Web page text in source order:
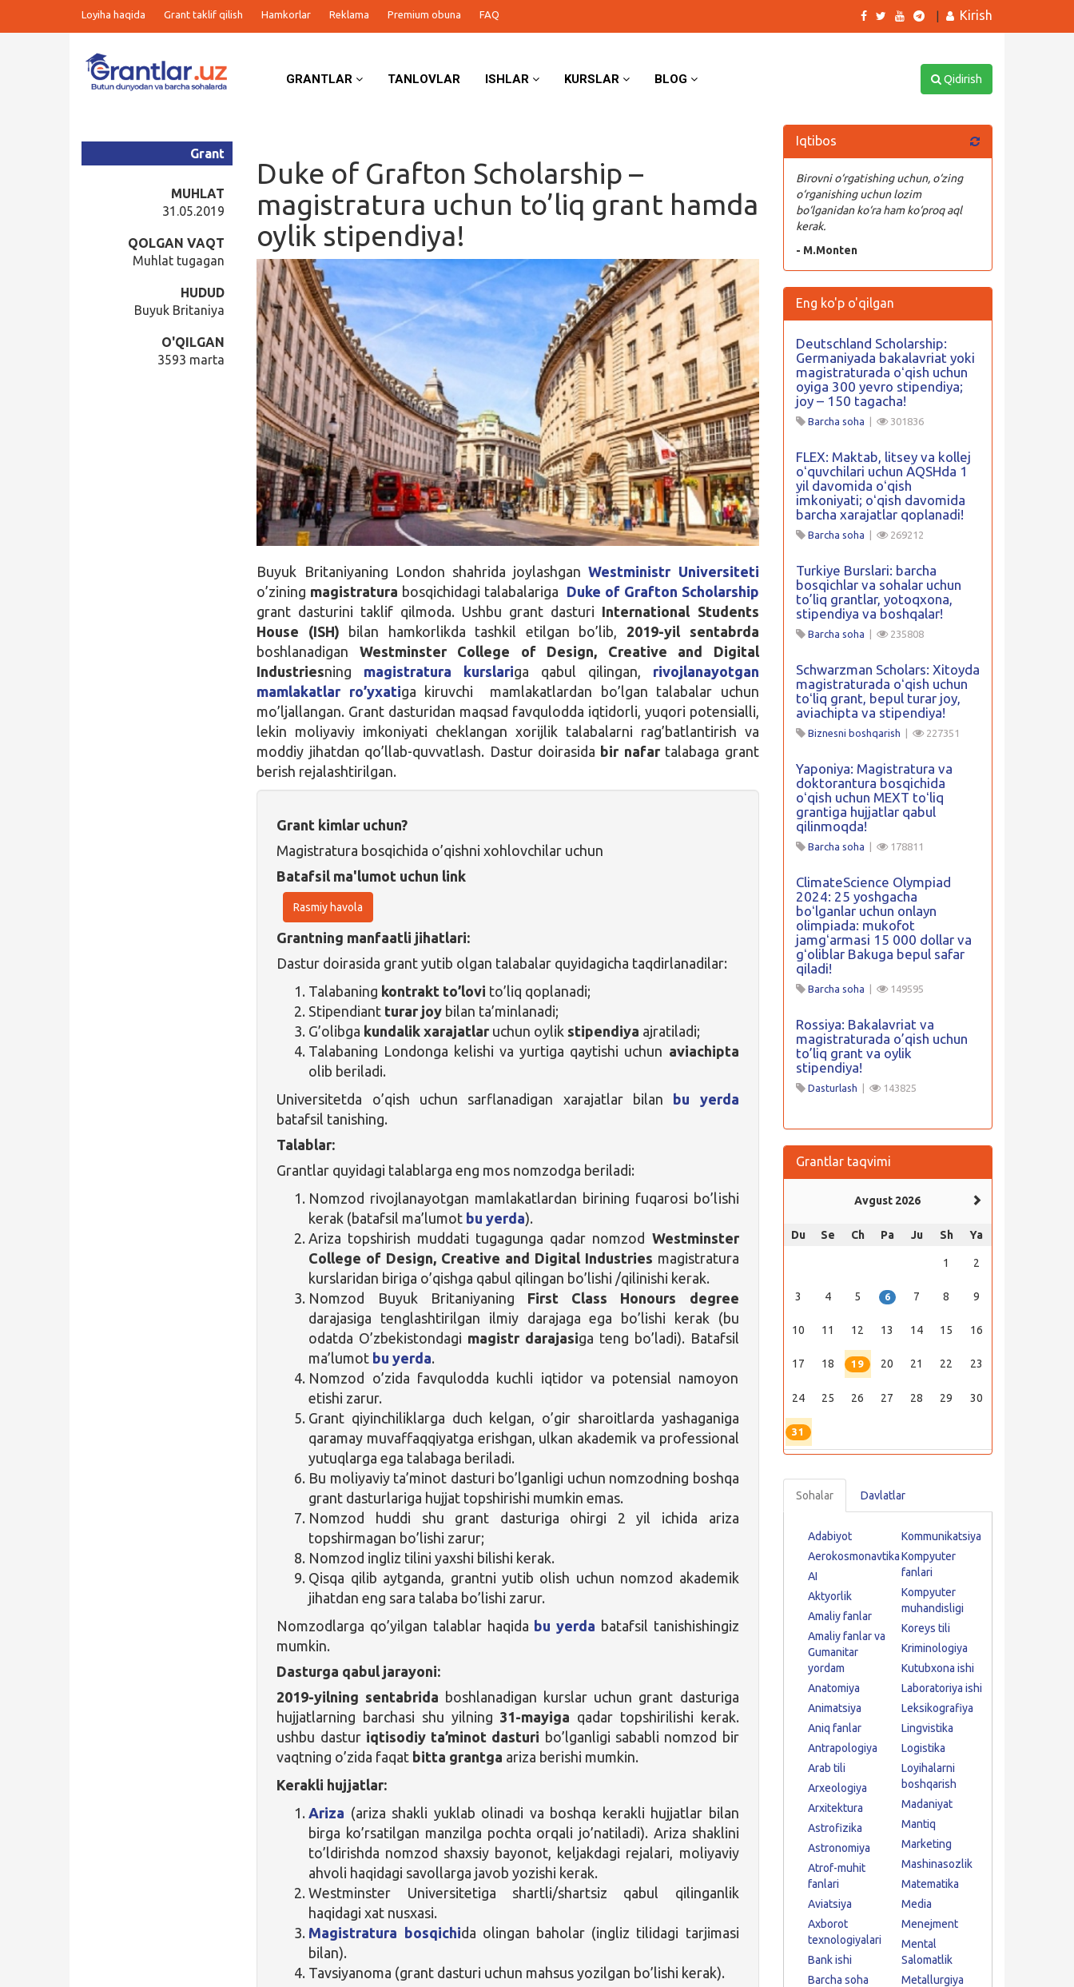
Loyiha haqida Grant taklif qilish Hamkorlar Reklama Premium obuna FAQ Kirish
GRANTLAR TANLOVLAR ISHLAR KURSLAR BLOG Qidirish
Duke of Grafton Scholarship –
magistratura uchun to’liq grant hamda
oylik stipendiya!
Grant
MUHLAT
31.05.2019
QOLGAN VAQT
Muhlat tugagan
HUDUD
Buyuk Britaniya
O'QILGAN
3593 marta
Buyuk Britaniyaning London shahrida joylashganWestministr Universiteti
o’zining magistratura bosqichidagi talabalariga Duke of Grafton Scholarship
grant dasturini taklif qilmoda. Ushbu grant dasturi International Students
House (ISH) bilan hamkorlikda tashkil etilgan bo’lib,
2019-yil sentabrda
boshlanadigan Westminster College of Design, Creative and Digital
Industriesning magistratura kurslariga qabul qilingan, rivojlanayotgan
mamlakatlar ro’yxatiga kiruvchi mamlakatlardan bo’lgan talabalar uchun
mo’ljallangan. Grant dasturidan maqsad favqulodda iqtidorli, yuqori potensialli,
lekin moliyaviy imkoniyati cheklangan xorijlik talabalarni rag’batlantirish va
moddiy jihatdan qo’llab-quvvatlash. Dastur doirasida bir nafartalabaga grant
berish rejalashtirilgan.
Grant kimlar uchun?
Magistratura bosqichida o’qishni xohlovchilar uchun
Batafsil ma'lumot uchun link
Rasmiy havola
Grantning manfaatli jihatlari:
Dastur doirasida grant yutib olgan talabalar quyidagicha taqdirlanadilar:
Talabaning kontrakt to’lovi to’liq qoplanadi;
Stipendiant turar joy bilan ta’minlanadi;
G’olibga kundalik xarajatlar uchun oylik stipendiya ajratiladi;
Talabaning Londonga kelishi va yurtiga qaytishi uchun aviachipta
olib beriladi.
Universitetda o’qish uchun sarflanadigan xarajatlar bilan bu yerda
batafsil tanishing.
Talablar:
Grantlar quyidagi talablarga eng mos nomzodga beriladi:
Nomzod rivojlanayotgan mamlakatlardan birining fuqarosi bo’lishi
kerak (batafsil ma’lumot bu yerda).
Ariza topshirish muddati tugagunga qadar nomzod Westminster
College of Design, Creative and Digital Industries magistratura
kurslaridan biriga o’qishga qabul qilingan bo’lishi /qilinishi kerak.
Nomzod Buyuk Britaniyaning First Class Honours degree
darajasiga tenglashtirilgan ilmiy darajaga ega bo’lishi kerak (bu
odatda O’zbekistondagi magistr darajasiga teng bo’ladi). Batafsil
ma’lumot bu yerda.
Nomzod o’zida favqulodda kuchli iqtidor va potensial namoyon
etishi zarur.
Grant qiyinchiliklarga duch kelgan, o’gir sharoitlarda yashaganiga
qaramay muvaffaqqiyatga erishgan, ulkan akademik va professional
yutuqlarga ega talabaga beriladi.
Bu moliyaviy ta’minot dasturi bo’lganligi uchun nomzodning boshqa
grant dasturlariga hujjat topshirishi mumkin emas.
Nomzod huddi shu grant dasturiga ohirgi 2 yil ichida ariza
topshirmagan bo’lishi zarur;
Nomzod ingliz tilini yaxshi bilishi kerak.
Qisqa qilib aytganda, grantni yutib olish uchun nomzod akademik
jihatdan eng sara talaba bo’lishi zarur.
Nomzodlarga qo’yilgan talablar haqida bu yerda batafsil tanishishingiz
mumkin.
Dasturga qabul jarayoni:
2019-yilning sentabrida boshlanadigan kurslar uchun grant dasturiga
hujjatlarning barchasi shu yilning 31-mayiga qadar topshirilishi kerak.
ushbu dastur iqtisodiy ta’minot dasturi bo’lganligi sababli nomzod bir
vaqtning o’zida faqat bitta grantga ariza berishi mumkin.
Kerakli hujjatlar:
Ariza (ariza shakli yuklab olinadi va boshqa kerakli hujjatlar bilan
birga ko’rsatilgan manzilga pochta orqali jo’natiladi). Ariza shaklini
to’ldirishda nomzod shaxsiy bayonot, keljakdagi rejalari, moliyaviy
ahvoli haqidagi savollarga javob yozishi kerak.
Westminster Universitetiga shartli/shartsiz qabul qilinganlik
haqidagi xat nusxasi.
Magistratura bosqichida olingan baholar (ingliz tilidagi tarjimasi
bilan).
Tavsiyanoma (grant dasturi uchun mahsus yozilgan bo’lishi kerak).
Iqtibos
Birovni o‘rgatishing uchun, o‘zing
o‘rganishing uchun lozim
bo‘lganidan ko‘ra ham ko‘proq aql
kerak.
- M.Monten
Eng ko'p o'qilgan
Deutschland Scholarship:
Germaniyada bakalavriat yoki
magistraturada oʻqish uchun
oyiga 300 yevro stipendiya;
joy – 150 tagacha!
Barcha soha 301836
FLEX: Maktab, litsey va kollej
oʻquvchilari uchun AQSHda 1
yil davomida oʻqish
imkoniyati; oʻqish davomida
barcha xarajatlar qoplanadi!
Barcha soha 269212
Turkiye Burslari: barcha
bosqichlar va sohalar uchun
to’liq grantlar, yotoqxona,
stipendiya va boshqalar!
Barcha soha 235808
Schwarzman Scholars: Xitoyda
magistraturada oʻqish uchun
toʻliq grant, bepul turar joy,
aviachipta va stipendiya!
Biznesni boshqarish 227351
Yaponiya: Magistratura va
doktorantura bosqichida
oʻqish uchun MEXT toʻliq
grantiga hujjatlar qabul
qilinmoqda!
Barcha soha 178811
ClimateScience Olympiad
2024: 25 yoshgacha
boʻlganlar uchun onlayn
olimpiada: mukofot
jamgʻarmasi 15 000 dollar va
gʻoliblar Bakuga bepul safar
qiladi!
Barcha soha 149595
Rossiya: Bakalavriat va
magistraturada o’qish uchun
to’liq grant va oylik
stipendiya!
Dasturlash 143825
Grantlar taqvimi
Avgust 2026
Du Se Ch Pa Ju Sh Ya
1 2
3 4 5 6 7 8 9
10 11 12 13 14 15 16
17 18 19 20 21 22 23
24 25 26 27 28 29 30
31
Sohalar Davlatlar
Adabiyot
Aerokosmonavtika
AI
Aktyorlik
Amaliy fanlar
Amaliy fanlar va
Gumanitar
yordam
Anatomiya
Animatsiya
Aniq fanlar
Antrapologiya
Arab tili
Arxeologiya
Arxitektura
Astrofizika
Astronomiya
Atrof-muhit
fanlari
Aviatsiya
Axborot
texnologiyalari
Bank ishi
Barcha soha
Kommunikatsiya
Kompyuter
fanlari
Kompyuter
muhandisligi
Koreys tili
Kriminologiya
Kutubxona ishi
Laboratoriya ishi
Leksikografiya
Lingvistika
Logistika
Loyihalarni
boshqarish
Madaniyat
Mantiq
Marketing
Mashinasozlik
Matematika
Media
Menejment
Mental
Salomatlik
Metallurgiya